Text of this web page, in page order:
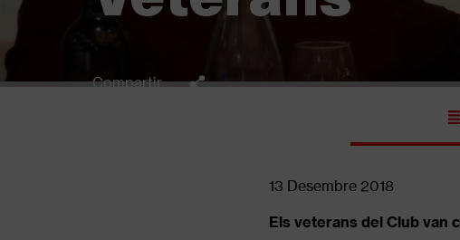
Compartir
13 Desembre 2018
Els veterans del Club van